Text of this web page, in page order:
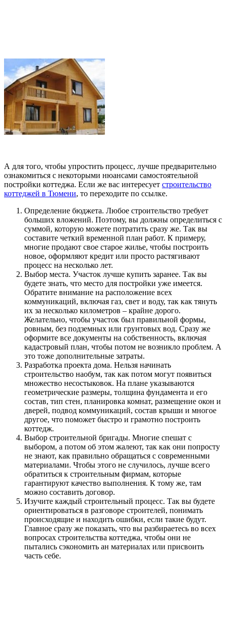
А для того, чтобы упростить процесс, лучше предварительно
ознакомиться с некоторыми нюансами самостоятельной
постройки коттеджа. Если же вас интересует строительство
коттеджей в Тюмени, то переходите по ссылке.
Определение бюджета. Любое строительство требует
больших вложений. Поэтому, вы должны определиться с
суммой, которую можете потратить сразу же. Так вы
составите четкий временной план работ. К примеру,
многие продают свое старое жилье, чтобы построить
новое, оформляют кредит или просто растягивают
процесс на несколько лет.
Выбор места. Участок лучше купить заранее. Так вы
будете знать, что место для постройки уже имеется.
Обратите внимание на расположение всех
коммуникаций, включая газ, свет и воду, так как тянуть
их за несколько километров – крайне дорого.
Желательно, чтобы участок был правильной формы,
ровным, без подземных или грунтовых вод. Сразу же
оформите все документы на собственность, включая
кадастровый план, чтобы потом не возникло проблем. А
это тоже дополнительные затраты.
Разработка проекта дома. Нельзя начинать
строительство наобум, так как потом могут появиться
множество несостыковок. На плане указываются
геометрические размеры, толщина фундамента и его
состав, тип стен, планировка комнат, размещение окон и
дверей, подвод коммуникаций, состав крыши и многое
другое, что поможет быстро и грамотно построить
коттедж.
Выбор строительной бригады. Многие спешат с
выбором, а потом об этом жалеют, так как они попросту
не знают, как правильно обращаться с современными
материалами. Чтобы этого не случилось, лучше всего
обратиться к строительным фирмам, которые
гарантируют качество выполнения. К тому же, там
можно составить договор.
Изучите каждый строительный процесс. Так вы будете
ориентироваться в разговоре строителей, понимать
происходящие и находить ошибки, если такие будут.
Главное сразу же показать, что вы разбираетесь во всех
вопросах строительства коттеджа, чтобы они не
пытались сэкономить ан материалах или присвоить
часть себе.